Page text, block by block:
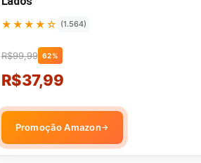
★★★★☆ (1.564)
R$99,99 62%
R$37,99
Promoção Amazon→